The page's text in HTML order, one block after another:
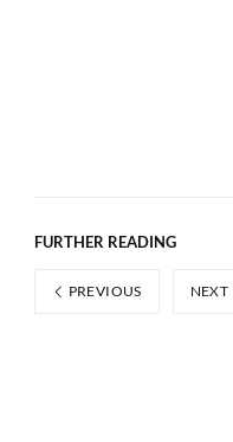
FURTHER READING
PREVIOUS NEXT